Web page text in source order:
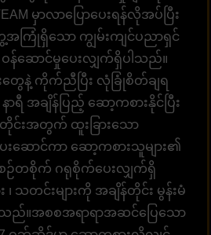
မှာလာပြောပေးရန်လိုအပ်ပြီး
ေ့အကြုံရှိသော ကျွမ်းကျင်ပညာရှင်
ဝန်ဆောင်မှုပေးလျှက်ရှိပါသည်။
တွေနဲ့ ကိုက်ညီပြီး လုံခြုံစိတ်ချရ
ရီ အချိန်ပြည့် ဆော့ကစားနိုင်ပြီး
င်းအတွက် ထူးခြားသော
ဆောင်ကာ ဆော့ကစားသူများ၏
ဉ်တစိုက် ဂရုစိုက်ပေးလျှက်ရှိ
၊ သတင်းများကို အချိန်တိုင်း မွန်းမံ
သည်။အစစအရာရာအဆင်ပြေသော